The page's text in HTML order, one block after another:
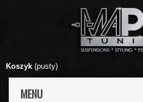
Koszyk (pusty)
MENU